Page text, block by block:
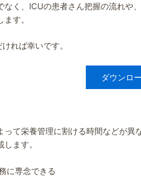
く、ICUの患者さん把握の流れや
す。
れば幸いです。
ダウンロ
て栄養管理に割ける時間などが異
ます。
に専念できる